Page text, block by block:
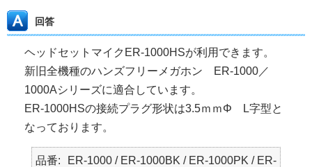
回答
ヘッドセットマイクER-1000HSが利用できます。
新旧全機種のハンズフリーメガホン ER-1000／
1000Aシリーズに適合しています。
ER-1000HSの接続プラグ形状は3.5ｍｍΦ L字型と
なっております。
品番
ER-1000 / ER-1000BK / ER-1000PK / ER-